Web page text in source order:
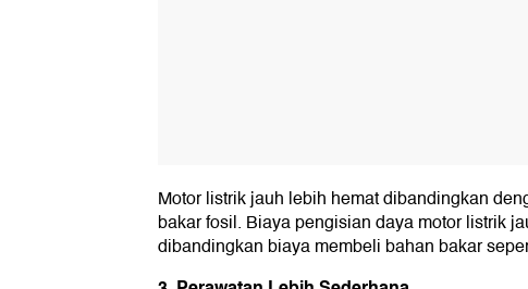
Motor listrik jauh lebih hemat dibandingkan
bakar fosil. Biaya pengisian daya motor listrik
dibandingkan biaya membeli bahan bakar